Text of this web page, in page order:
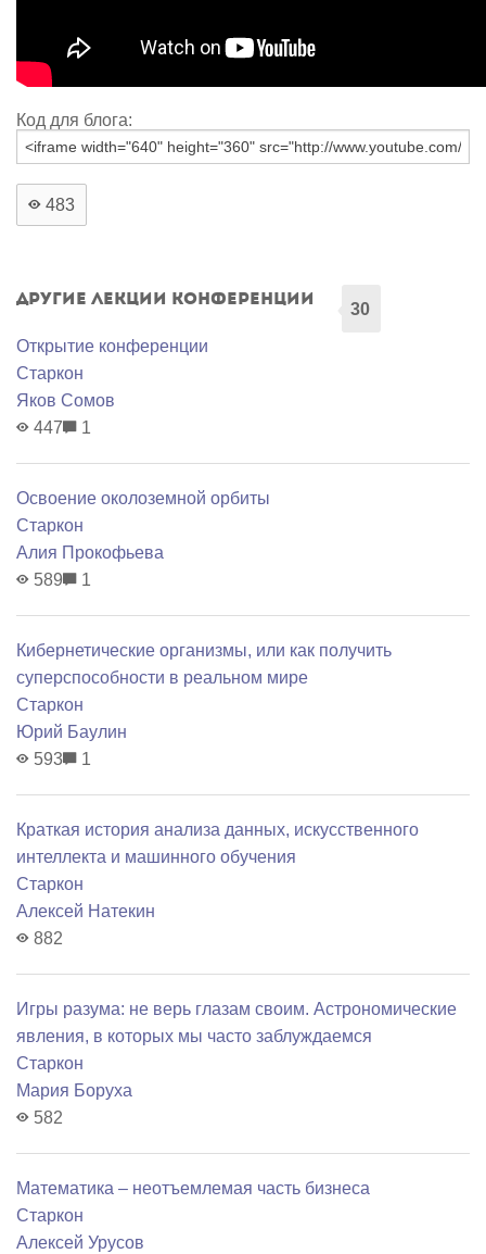
Код для блога:
483
Другие лекции конференции
30
Открытие конференции
Старкон
Яков Сомов
447
1
Освоение околоземной орбиты
Старкон
Алия Прокофьева
589
1
Кибернетические организмы, или как получить
суперспособности в реальном мире
Старкон
Юрий Баулин
593
1
Краткая история анализа данных, искусственного
интеллекта и машинного обучения
Старкон
Алексей Натекин
882
Игры разума: не верь глазам своим. Астрономические
явления, в которых мы часто заблуждаемся
Старкон
Мария Боруха
582
Математика – неотъемлемая часть бизнеса
Старкон
Алексей Урусов